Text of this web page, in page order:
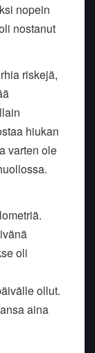
nopein
nostanut
riskejä,
hiukan
varten ole
oli
ollut.
aina